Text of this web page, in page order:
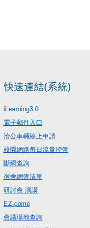
快速連結(系統)
iLearning3.0
電子郵件入口
洽公車輛線上申請
校園網路每日流量控管
斷網查詢
宿舍網管清單
研討會.演講
EZ-come
會議場地查詢